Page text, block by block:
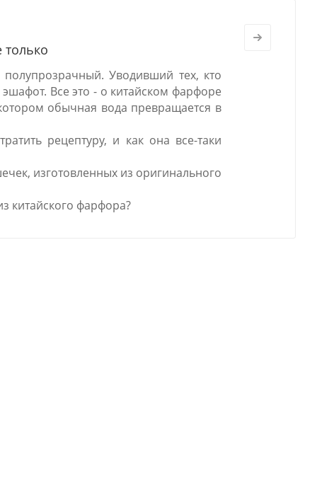
Уводивший тех, кто
Все это - о китайском фарфоре
обычная вода превращается в
рецептуру, и как она все-таки
изготовленных из оригинального
китайского фарфора?